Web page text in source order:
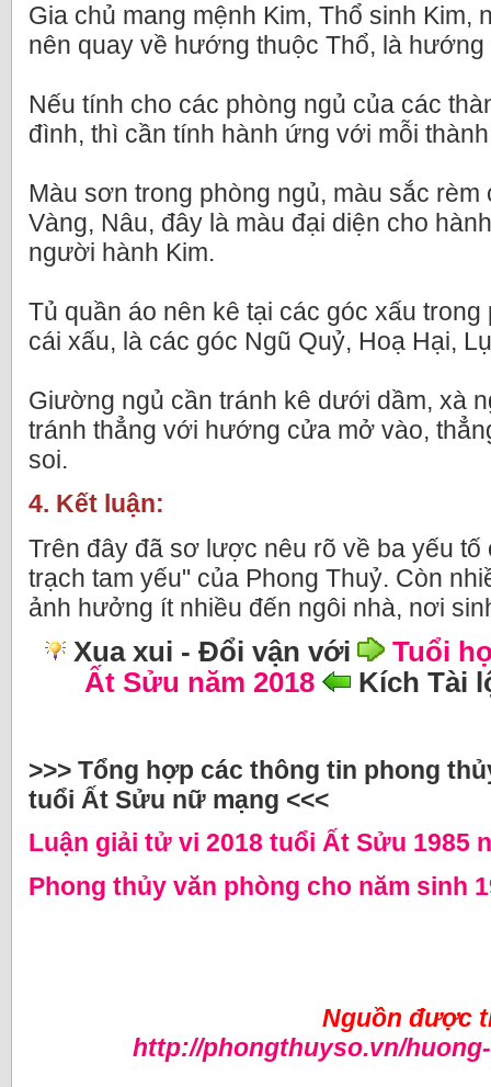
Gia chủ mang mệnh Kim, Thổ sinh Kim,
nên quay về hướng thuộc Thổ, là
Nếu tính cho các phòng ngủ của các
đình, thì cần tính hành ứng với mỗi
Màu sơn trong phòng ngủ, màu sắc
Vàng, Nâu, đây là màu đại diện cho
người hành Kim.
Tủ quần áo nên kê tại các góc xấu
cái xấu, là các góc Ngũ Quỷ, Hoạ Hại,
Giường ngủ cần tránh kê dưới dầm, xà
tránh thẳng với hướng cửa mở vào,
soi.
4. Kết luận:
Trên đây đã sơ lược nêu rõ về ba yếu
trạch tam yếu" của Phong Thuỷ. Còn
ảnh hưởng ít nhiều đến ngôi nhà, nơi
Xua xui - Đổi vận với
Tuổi
Ất Sửu năm 2018
Kích Tài
>>> Tổng hợp các thông tin phong
tuổi Ất Sửu nữ mạng <<<
Luận giải tử vi 2018 tuổi Ất Sửu 1985
Phong thủy văn phòng cho năm sinh
Nguồn được
http://phongthuyso.vn/